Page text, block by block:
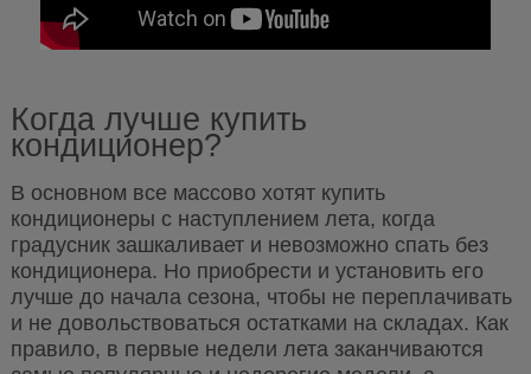
Когда лучше купить
кондиционер?
В основном все массово хотят купить
кондиционеры с наступлением лета, когда
градусник зашкаливает и невозможно спать без
кондиционера. Но приобрести и установить его
лучше до начала сезона, чтобы не переплачивать
и не довольствоваться остатками на складах. Как
правило, в первые недели лета заканчиваются